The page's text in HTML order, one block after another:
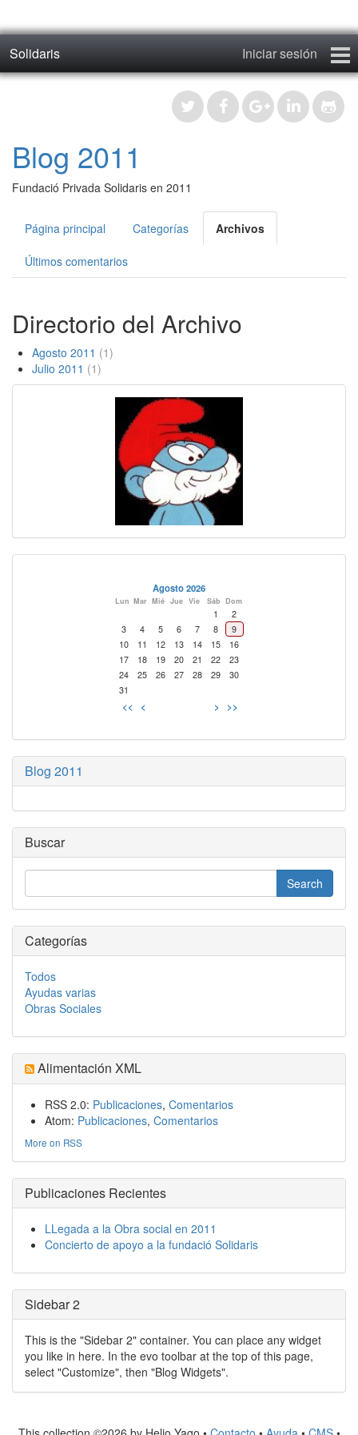
Solidaris Iniciar sesión
Inicio
Blog 2011
Contacto
Blog 2011
Fundació Privada Solidaris en 2011
Página principal Categorías Archivos
Últimos comentarios
Directorio del Archivo
Agosto 2011 (1)
Julio 2011 (1)
Agosto 2026
Lun Mar Mié Jue Vie Sáb Dom
1
2
3
4 5 6 7 8
9
10
11 12 13 14 15
16
17
18 19 20 21 22
23
24
25 26 27 28 29
30
31
<< < > >>
Blog 2011
Buscar
Categorías
Todos
Ayudas varias
Obras Sociales
Alimentación XML
RSS 2.0: Publicaciones, Comentarios
Atom: Publicaciones, Comentarios
More on RSS
Publicaciones Recientes
LLegada a la Obra social en 2011
Concierto de apoyo a la fundació Solidaris
Sidebar 2
This is the "Sidebar 2" container. You can place any widget
you like in here. In the evo toolbar at the top of this page,
select "Customize", then "Blog Widgets".